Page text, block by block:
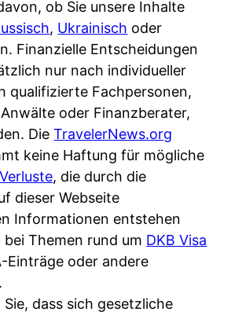
ob Sie unsere Inhalte
, Ukrainisch oder
Finanzielle Entscheidungen
nur nach individueller
qualifizierte Fachpersonen,
oder Finanzberater,
DieTravelerNews.org
keine Haftung für mögliche
Verluste, die durch die
dieser Webseite
Informationen entstehen
Themen rund um DKB Visa
Einträge oder andere
dass sich gesetzliche